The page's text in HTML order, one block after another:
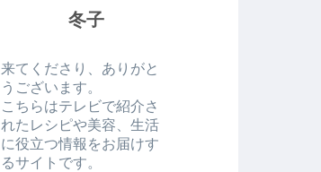
冬子
来てくださり、ありがと
うございます。
こちらはテレビで紹介さ
れたレシピや美容、生活
に役立つ情報をお届けす
るサイトです。